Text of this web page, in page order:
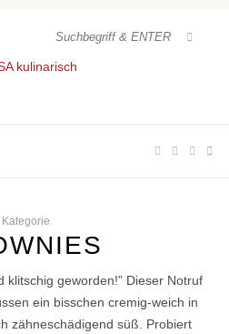
Kategorie
klitschig geworden!” Dieser Notruf
ein bisschen cremig-weich in
zähneschädigend süß. Probiert